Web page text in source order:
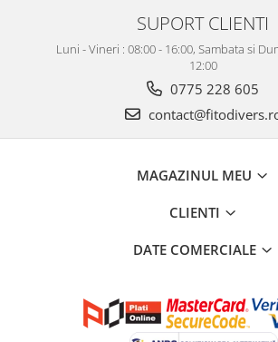
SUPORT CLIENTI
Luni - Vineri : 08:00 - 16:00, Sambata si
12:00
0775 228 605
MAGAZINUL MEU
CLIENTI
DATE COMERCIALE